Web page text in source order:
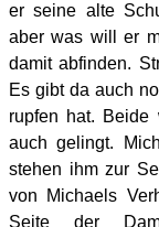
er seine alte
aber was will er
damit abfinden.
Es gibt da auch
rupfen hat.
auch gelingt.
stehen ihm zur
von Michaels
Seite der